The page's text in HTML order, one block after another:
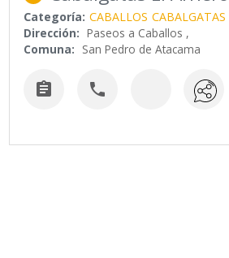
Categoría: CABALLOS CABALGATAS
Dirección: Paseos a Caballos ,
Comuna: San Pedro de Atacama
 